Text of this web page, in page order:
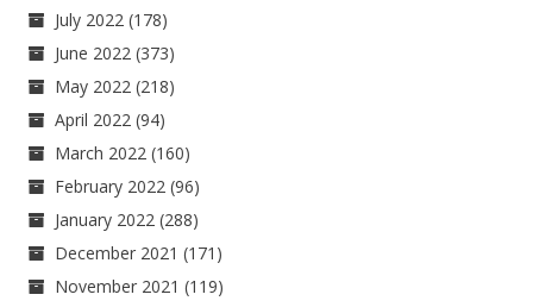
July 2022 (178)
June 2022 (373)
May 2022 (218)
April 2022 (94)
March 2022 (160)
February 2022 (96)
January 2022 (288)
December 2021 (171)
November 2021 (119)